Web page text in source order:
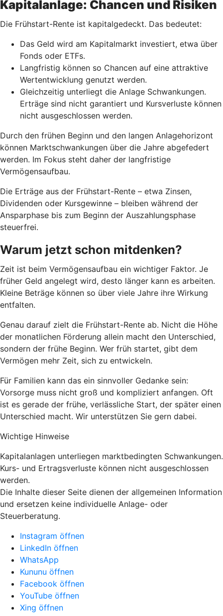
Kapitalanlage: Chancen und Risiken
Die Frühstart-Rente ist kapitalgedeckt. Das bedeutet:
Das Geld wird am Kapitalmarkt investiert, etwa über
Fonds oder ETFs.
Langfristig können so Chancen auf eine attraktive
Wertentwicklung genutzt werden.
Gleichzeitig unterliegt die Anlage Schwankungen.
Erträge sind nicht garantiert und Kursverluste können
nicht ausgeschlossen werden.
Durch den frühen Beginn und den langen Anlagehorizont
können Marktschwankungen über die Jahre abgefedert
werden. Im Fokus steht daher der langfristige
Vermögensaufbau.
Die Erträge aus der Frühstart-Rente – etwa Zinsen,
Dividenden oder Kursgewinne – bleiben während der
Ansparphase bis zum Beginn der Auszahlungsphase
steuerfrei.
Warum jetzt schon mitdenken?
Zeit ist beim Vermögensaufbau ein wichtiger Faktor. Je
früher Geld angelegt wird, desto länger kann es arbeiten.
Kleine Beträge können so über viele Jahre ihre Wirkung
entfalten.
Genau darauf zielt die Frühstart-Rente ab. Nicht die Höhe
der monatlichen Förderung allein macht den Unterschied,
sondern der frühe Beginn. Wer früh startet, gibt dem
Vermögen mehr Zeit, sich zu entwickeln.
Für Familien kann das ein sinnvoller Gedanke sein:
Vorsorge muss nicht groß und kompliziert anfangen. Oft
ist es gerade der frühe, verlässliche Start, der später einen
Unterschied macht. Wir unterstützen Sie gern dabei.
Wichtige Hinweise
Kapitalanlagen unterliegen marktbedingten Schwankungen.
Kurs- und Ertragsverluste können nicht ausgeschlossen
werden.
Die Inhalte dieser Seite dienen der allgemeinen Information
und ersetzen keine individuelle Anlage- oder
Steuerberatung.
Instagram öffnen
LinkedIn öffnen
WhatsApp
Kununu öffnen
Facebook öffnen
YouTube öffnen
Xing öffnen